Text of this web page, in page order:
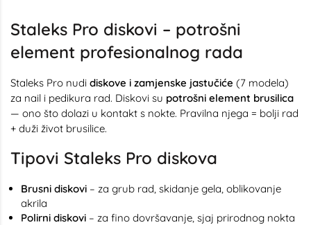
Staleks Pro diskovi – potrošni
element profesionalnog rada
Staleks Pro nudi diskove i zamjenske jastučiće (7 modela)
za nail i pedikura rad. Diskovi su potrošni element brusilica
— ono što dolazi u kontakt s nokte. Pravilna njega = bolji rad
+ duži život brusilice.
Tipovi Staleks Pro diskova
Brusni diskovi – za grub rad, skidanje gela, oblikovanje
akrila
Polirni diskovi – za fino dovršavanje, sjaj prirodnog nokta